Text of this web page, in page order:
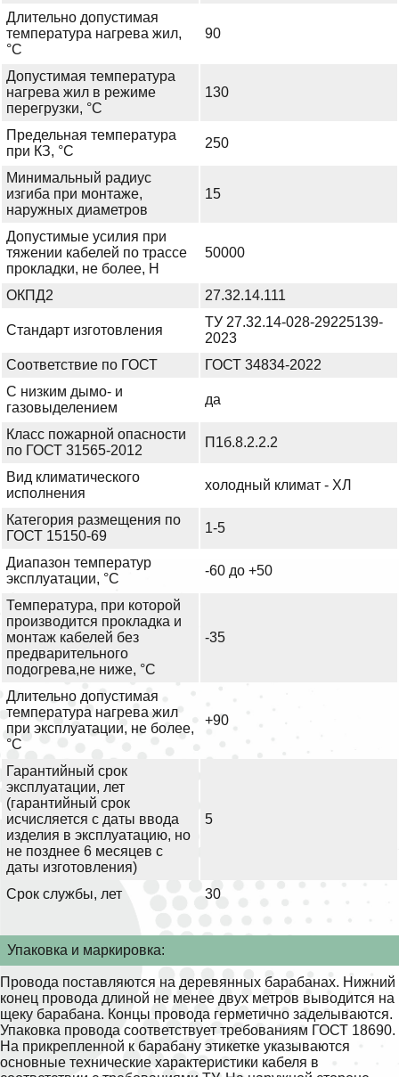
Длительно допустимая
температура нагрева жил,
°С
90
Допустимая температура
нагрева жил в режиме
перегрузки, °С
130
Предельная температура
при КЗ, °С
250
Минимальный радиус
изгиба при монтаже,
наружных диаметров
15
Допустимые усилия при
тяжении кабелей по трассе
прокладки, не более, Н
50000
ОКПД2 27.32.14.111
Стандарт изготовления
ТУ 27.32.14-028-29225139-
2023
Соответствие по ГОСТ
ГОСТ 34834-2022
С низким дымо- и
газовыделением
да
Класс пожарной опасности
по ГОСТ 31565-2012
П1б.8.2.2.2
Вид климатического
исполнения
холодный климат - ХЛ
Категория размещения по
ГОСТ 15150-69
1-5
Диапазон температур
эксплуатации, °С
-60 до +50
Температура, при которой
производится прокладка и
монтаж кабелей без
предварительного
подогрева,не ниже, °С
-35
Длительно допустимая
температура нагрева жил
при эксплуатации, не более,
°С
+90
Гарантийный срок
эксплуатации, лет
(гарантийный срок
исчисляется с даты ввода
изделия в эксплуатацию, но
не позднее 6 месяцев с
даты изготовления)
5
Срок службы, лет 30
Упаковка и маркировка:
Провода поставляются на деревянных барабанах. Нижний
конец провода длиной не менее двух метров выводится на
щеку барабана. Концы провода герметично заделываются.
Упаковка провода соответствует требованиям ГОСТ 18690.
На прикрепленной к барабану этикетке указываются
основные технические характеристики кабеля в